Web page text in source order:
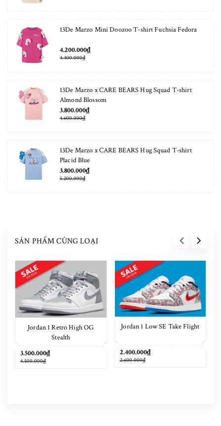
13De Marzo Mini Doozoo T-shirt Fuchsia Fedora
4.200.000₫
4.400.000₫
13De Marzo x CARE BEARS Hug Squad T-shirt
Almond Blossom
3.800.000₫
4.600.000₫
13De Marzo x CARE BEARS Hug Squad T-shirt
Placid Blue
3.800.000₫
5.200.000₫
SẢN PHẨM CÙNG LOẠI
Jordan 1 Retro High OG
Stealth
3.500.000₫
4.500.000₫
Jordan 1 Low SE Take Flight
2.400.000₫
2.600.000₫